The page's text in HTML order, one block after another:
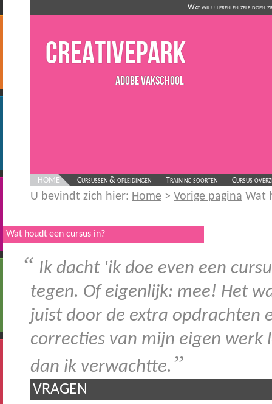
Wat wij u leren én zelf doen
CreativePark
Adobe Vakschool
HOME Cursussen & opleidingen Training soorten Cursus
U bevindt zich hier: Home > Vorige pagina Wat
Wat houdt een cursus in?
“ Ik dacht 'ik doe even een
tegen. Of eigenlijk: mee! Het
juist door de extra opdrachten
correcties van mijn eigen werk
dan ik verwachtte.”
VRAGEN